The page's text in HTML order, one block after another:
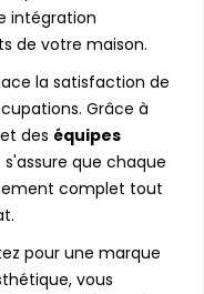
intégration
de votre maison.
la satisfaction de
Grâce à
et des équipes
que chaque
complet tout
pour une marque
vous